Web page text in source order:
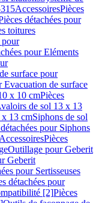
AccessoiresPièces
détachées pour
toitures
pour
pour Eléments
surface pour
Evacuation de surface
x 10 cmPièces
de sol 13 x 13
x 13 cmSiphons de sol
pour Siphons
AccessoiresPièces
Outillage pour Geberit
Geberit
pour Sertisseuses
détachées pour
[2]Pièces